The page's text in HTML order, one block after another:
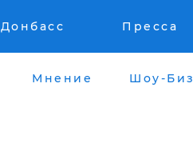
Донбасс Пресса
Мнение Шоу-Биз